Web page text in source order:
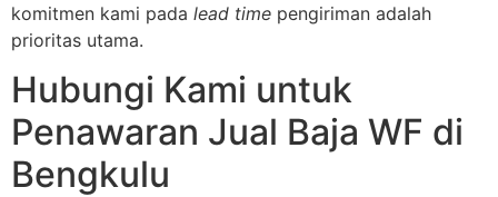
komitmen kami pada lead time pengiriman adalah
prioritas utama.
Hubungi Kami untuk
Penawaran Jual Baja WF di
Bengkulu